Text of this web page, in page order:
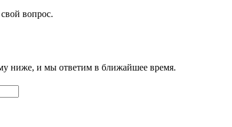
вопрос.
ниже, и мы ответим в ближайшее время.